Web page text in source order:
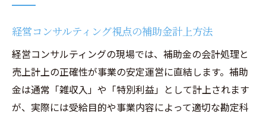
理の流れ
補助金計上時期を見極める実務プロセス
補助金雑収入計上と会計上の注意点
経営コンサルティングで最適化する会計処
理術
経営コンサルティング視点の補助金計上方法
経営コンサルティングの現場では、補助金の会計処理と
売上計上の正確性が事業の安定運営に直結します。補助
金は通常「雑収入」や「特別利益」として計上されます
が、実際には受給目的や事業内容によって適切な勘定科